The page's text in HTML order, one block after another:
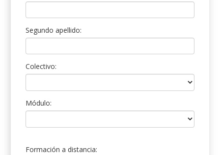
Segundo apellido:
Colectivo:
Módulo:
Formación a distancia: